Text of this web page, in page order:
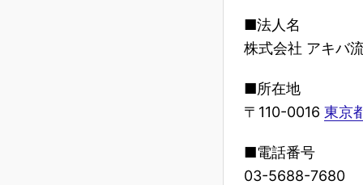
■法人名
株式会社 アキバ
■所在地
〒110-0016 東京
■電話番号
03-5688-7680